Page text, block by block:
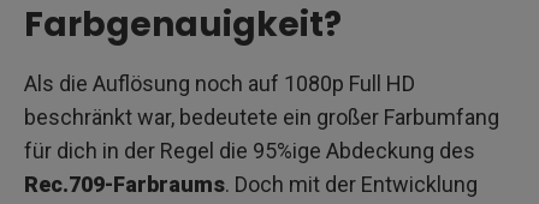
Farbgenauigkeit?
Als die Auflösung noch auf 1080p Full HD
beschränkt war, bedeutete ein großer Farbumfang
für dich in der Regel die 95%ige Abdeckung des
Rec.709-Farbraums. Doch mit der Entwicklung